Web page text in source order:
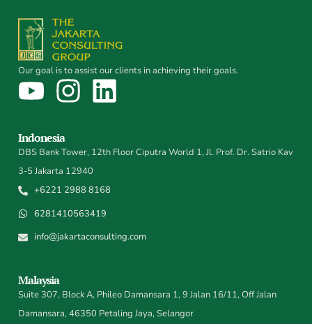
Our goal is to assist our clients in achieving their goals.
Indonesia
DBS Bank Tower, 12th Floor Ciputra World 1, Jl. Prof. Dr. Satrio Kav
3-5 Jakarta 12940
+6221 2988 8168
6281410563419
info@jakartaconsulting.com
Malaysia
Suite 307, Block A, Phileo Damansara 1, 9 Jalan 16/11, Off Jalan
Damansara, 46350 Petaling Jaya, Selangor